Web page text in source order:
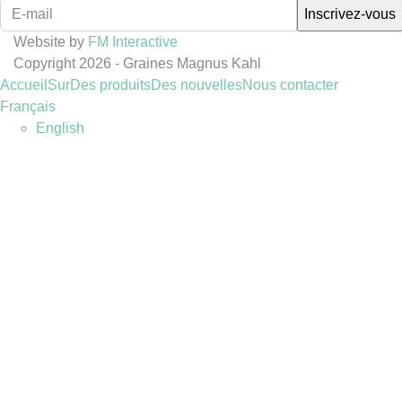
Website by FM Interactive
Copyright 2026 - Graines Magnus Kahl
Accueil SurDes produitsDes nouvellesNous contacter
Français
English